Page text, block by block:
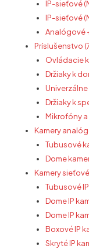
IP-sieťové
IP-sieťové
Analógové
Príslušenstvo
Ovládacie
Držiaky k
Univerzálne
Držiaky k
Mikrofóny a
Kamery
Tubusové
Dome
Kamery sieťové
Tubusové
Dome IP
Dome IP
Boxové IP
Skryté IP